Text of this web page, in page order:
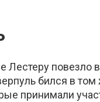
Лестеру повезло
бился в
принимали